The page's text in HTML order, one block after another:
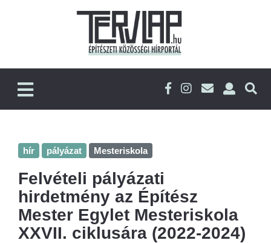
hír pályázat Mesteriskola
Felvételi pályázati
hirdetmény az Építész
Mester Egylet Mesteriskola
XXVII. ciklusára (2022-2024)